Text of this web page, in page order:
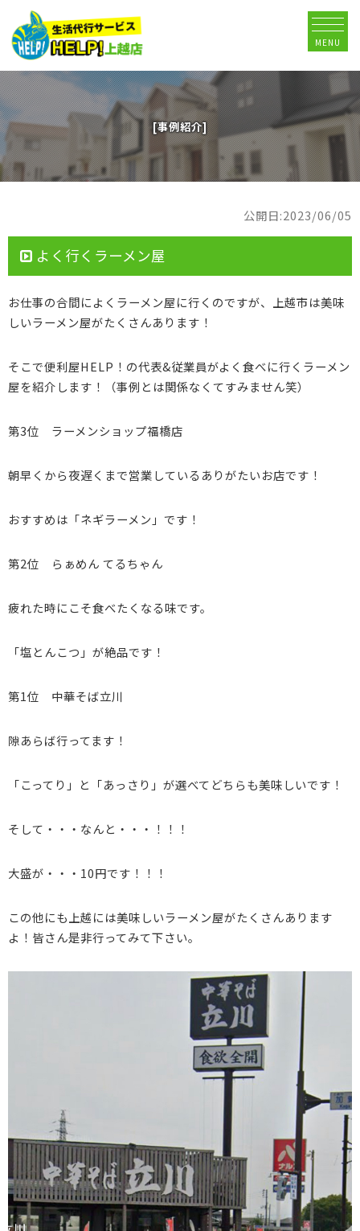
MENU
[事例紹介]
公開日:2023/06/05
よく行くラーメン屋
お仕事の合間によくラーメン屋に行くのですが、上越市は美味
しいラーメン屋がたくさんあります！
そこで便利屋HELP！の代表&従業員がよく食べに行くラーメン
屋を紹介します！（事例とは関係なくてすみません笑）
第3位 ラーメンショップ福橋店
朝早くから夜遅くまで営業しているありがたいお店です！
おすすめは「ネギラーメン」です！
第2位 らぁめん てるちゃん
疲れた時にこそ食べたくなる味です。
「塩とんこつ」が絶品です！
第1位 中華そば立川
隙あらば行ってます！
「こってり」と「あっさり」が選べてどちらも美味しいです！
そして・・・なんと・・・！！！
大盛が・・・10円です！！！
この他にも上越には美味しいラーメン屋がたくさんあります
よ！皆さん是非行ってみて下さい。